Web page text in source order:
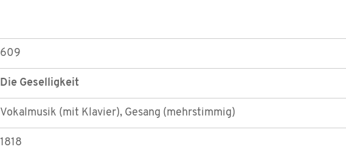
609
Die Geselligkeit
Vokalmusik (mit Klavier), Gesang (mehrstimmig)
1818